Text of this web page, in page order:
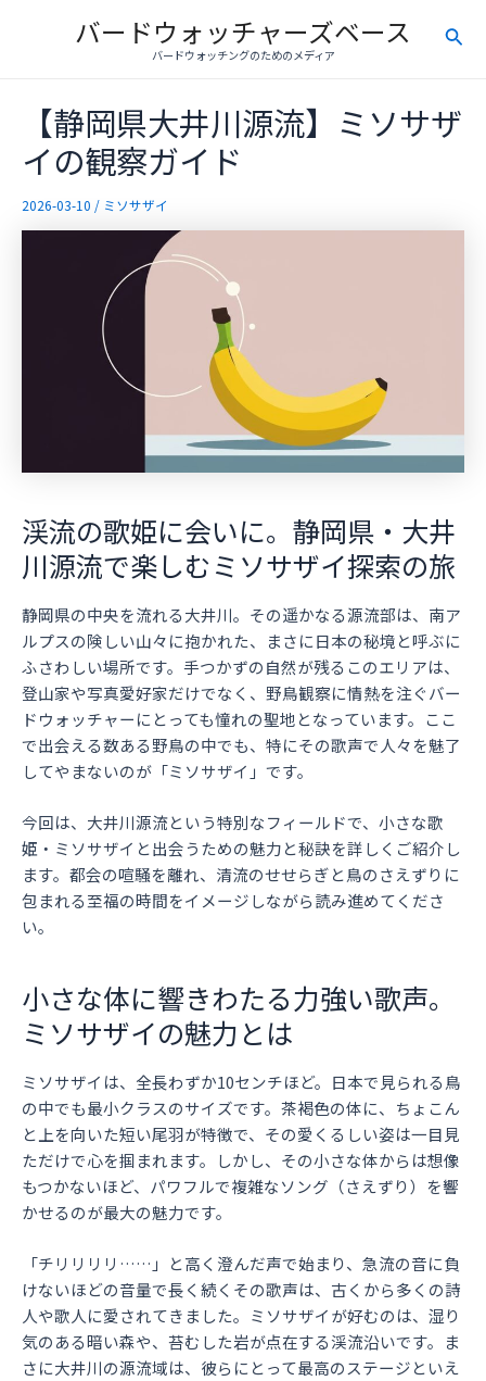
バードウォッチャーズベース
バードウォッチングのためのメディア
検
【静岡県大井川源流】ミソサザ
イの観察ガイド
2026-03-10 / ミソサザイ
渓流の歌姫に会いに。静岡県・大井
川源流で楽しむミソサザイ探索の旅
静岡県の中央を流れる大井川。その遥かなる源流部は、南ア
ルプスの険しい山々に抱かれた、まさに日本の秘境と呼ぶに
ふさわしい場所です。手つかずの自然が残るこのエリアは、
登山家や写真愛好家だけでなく、野鳥観察に情熱を注ぐバー
ドウォッチャーにとっても憧れの聖地となっています。ここ
で出会える数ある野鳥の中でも、特にその歌声で人々を魅了
してやまないのが「ミソサザイ」です。
今回は、大井川源流という特別なフィールドで、小さな歌
姫・ミソサザイと出会うための魅力と秘訣を詳しくご紹介し
ます。都会の喧騒を離れ、清流のせせらぎと鳥のさえずりに
包まれる至福の時間をイメージしながら読み進めてくださ
い。
小さな体に響きわたる力強い歌声。
ミソサザイの魅力とは
ミソサザイは、全長わずか10センチほど。日本で見られる鳥
の中でも最小クラスのサイズです。茶褐色の体に、ちょこん
と上を向いた短い尾羽が特徴で、その愛くるしい姿は一目見
ただけで心を掴まれます。しかし、その小さな体からは想像
もつかないほど、パワフルで複雑なソング（さえずり）を響
かせるのが最大の魅力です。
「チリリリリ……」と高く澄んだ声で始まり、急流の音に負
けないほどの音量で長く続くその歌声は、古くから多くの詩
人や歌人に愛されてきました。ミソサザイが好むのは、湿り
気のある暗い森や、苔むした岩が点在する渓流沿いです。ま
さに大井川の源流域は、彼らにとって最高のステージといえ